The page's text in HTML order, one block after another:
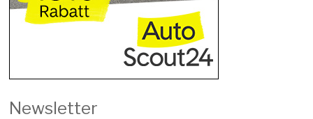
Newsletter